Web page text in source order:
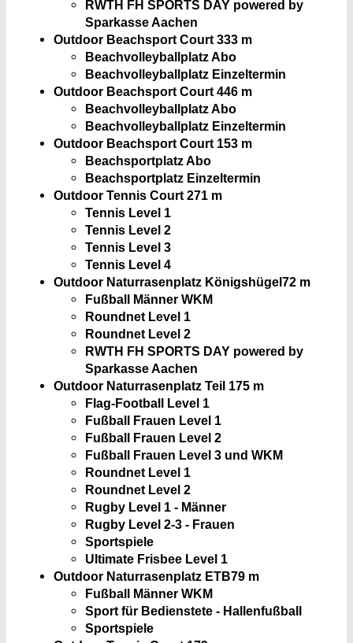
RWTH FH SPORTS DAY powered by
Sparkasse Aachen
Outdoor Beachsport Court 333 m
Beachvolleyballplatz Abo
Beachvolleyballplatz Einzeltermin
Outdoor Beachsport Court 446 m
Beachvolleyballplatz Abo
Beachvolleyballplatz Einzeltermin
Outdoor Beachsport Court 153 m
Beachsportplatz Abo
Beachsportplatz Einzeltermin
Outdoor Tennis Court 271 m
Tennis Level 1
Tennis Level 2
Tennis Level 3
Tennis Level 4
Outdoor Naturrasenplatz Königshügel72 m
Fußball Männer WKM
Roundnet Level 1
Roundnet Level 2
RWTH FH SPORTS DAY powered by
Sparkasse Aachen
Outdoor Naturrasenplatz Teil 175 m
Flag-Football Level 1
Fußball Frauen Level 1
Fußball Frauen Level 2
Fußball Frauen Level 3 und WKM
Roundnet Level 1
Roundnet Level 2
Rugby Level 1 - Männer
Rugby Level 2-3 - Frauen
Sportspiele
Ultimate Frisbee Level 1
Outdoor Naturrasenplatz ETB79 m
Fußball Männer WKM
Sport für Bedienstete - Hallenfußball
Sportspiele